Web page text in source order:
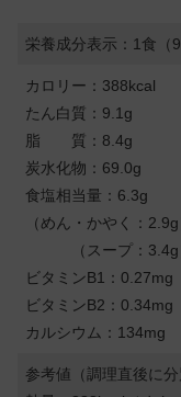
栄養成分表示：1食（
カロリー：388kcal
たん白質：9.1g
脂 質：8.4g
炭水化物：69.0g
食塩相当量：6.3g
（めん・かやく：2.9g
（スープ：3.4g
ビタミンB1：0.27mg
ビタミンB2：0.34mg
カルシウム：134mg
参考値（調理直後に分